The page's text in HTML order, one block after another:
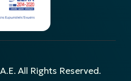
All Rights Reserved.